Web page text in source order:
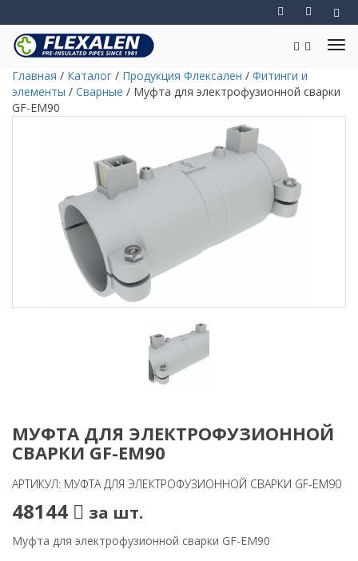
Главная / Каталог / Продукция Флексален / Фитинги и
элементы / Сварные / Муфта для электрофузионной сварки
GF-EM90
МУФТА ДЛЯ ЭЛЕКТРОФУЗИОННОЙ
СВАРКИ GF-EM90
АРТИКУЛ: МУФТА ДЛЯ ЭЛЕКТРОФУЗИОННОЙ СВАРКИ GF-EM90
48144 за шт.
Муфта для электрофузионной сварки GF-EM90